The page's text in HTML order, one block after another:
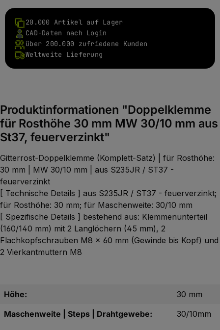
20.000 Artikel auf Lager
CAD-Daten nach Login
über 200.000 zufriedene Kunden
Weltweite Lieferung
Produktinformationen "Doppelklemme
für Rosthöhe 30 mm MW 30/10 mm aus
St37, feuerverzinkt"
Gitterrost-Doppelklemme (Komplett-Satz) | für Rosthöhe:
30 mm | MW 30/10 mm | aus S235JR / ST37 -
feuerverzinkt
[ Technische Details ] aus S235JR / ST37 - feuerverzinkt;
für Rosthöhe: 30 mm; für Maschenweite: 30/10 mm
[ Spezifische Details ] bestehend aus: Klemmenunterteil
(160/140 mm) mit 2 Langlöchern (45 mm), 2
Flachkopfschrauben M8 x 60 mm (Gewinde bis Kopf) und
2 Vierkantmuttern M8
Höhe:
30 mm
Maschenweite | Steps | Drahtgewebe:
30/10mm